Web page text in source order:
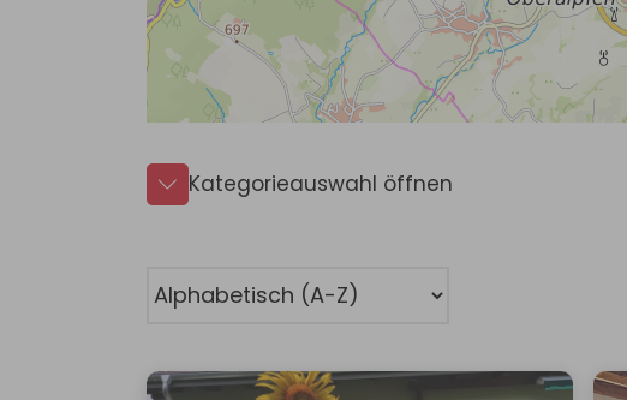
Kategorieauswahl öffnen